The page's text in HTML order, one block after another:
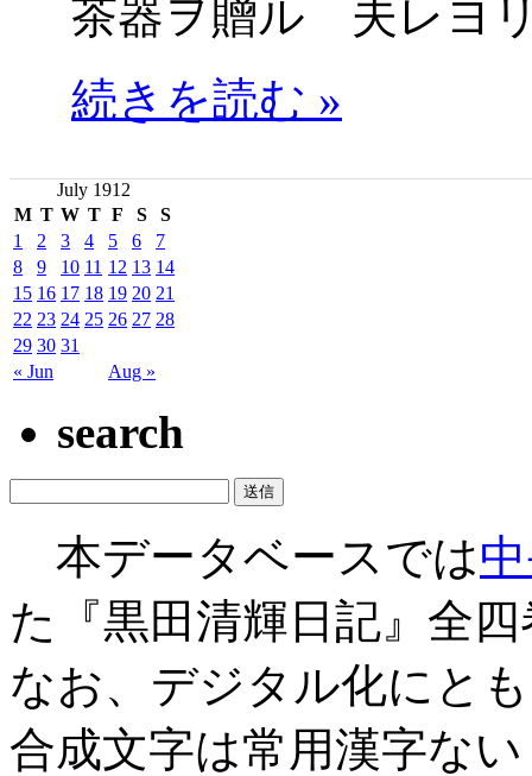
茶器ヲ贈ル 夫レヨ
続きを読む »
July 1912
M T W T F S S
« Jun Aug »
1 2 3 4 5 6
7
8
9 10 11 12 13 14
15 16 17 18 19 20 21
22 23 24 25 26 27 28
29 30 31
search
本データベースでは
た『黒田清輝日記』全
なお、デジタル化にと
合成文字は常用漢字な